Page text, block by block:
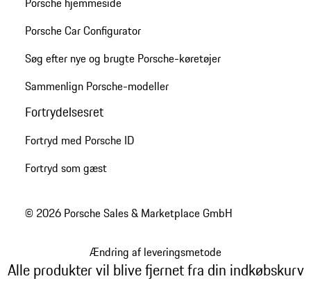
Porsche Car Configurator
Søg efter nye og brugte Porsche-køretøjer
Sammenlign Porsche-modeller
Fortrydelsesret
Fortryd med Porsche ID
Fortryd som gæst
© 2026 Porsche Sales & Marketplace GmbH
Ændring af leveringsmetode
Alle produkter vil blive fjernet fra din indkøbskurv